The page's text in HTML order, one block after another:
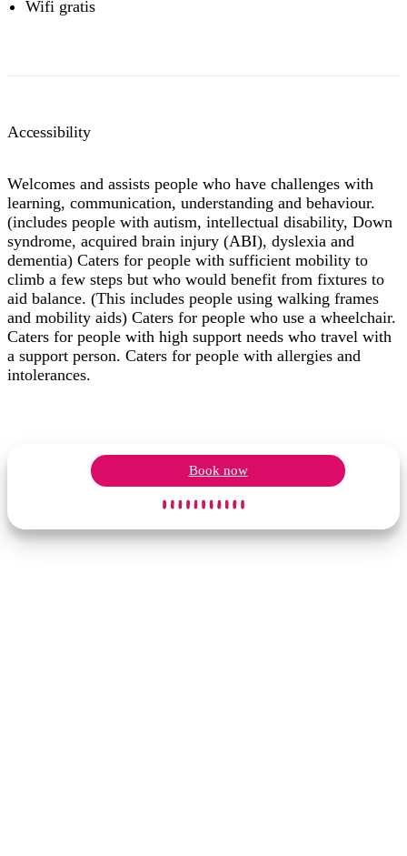
Wifi gratis
Accessibility
Welcomes and assists people who have challenges with
learning, communication, understanding and behaviour.
(includes people with autism, intellectual disability, Down
syndrome, acquired brain injury (ABI), dyslexia and
dementia) Caters for people with sufficient mobility to
climb a few steps but who would benefit from fixtures to
aid balance. (This includes people using walking frames
and mobility aids) Caters for people who use a wheelchair.
Caters for people with high support needs who travel with
a support person. Caters for people with allergies and
intolerances.
Book now